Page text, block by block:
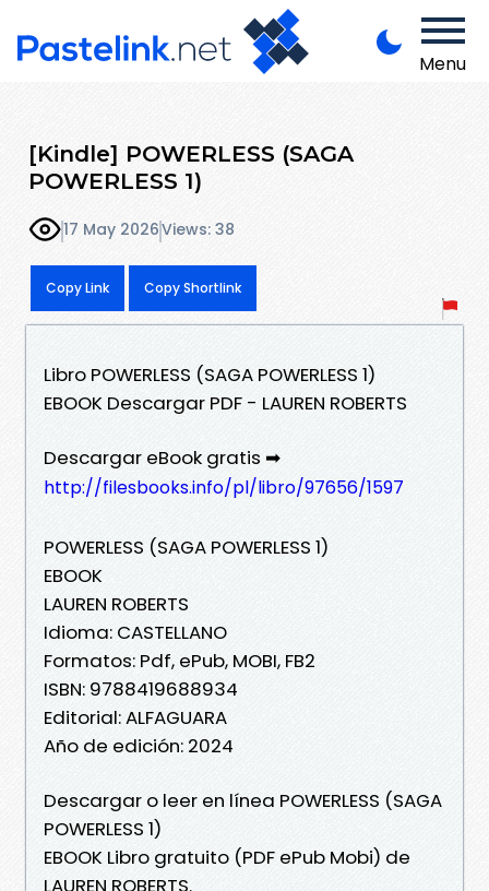
Menu
[Kindle] POWERLESS (SAGA
POWERLESS 1)
17 May 2026Views: 38
Copy Link Copy Shortlink
Libro POWERLESS (SAGA POWERLESS 1)
EBOOK Descargar PDF - LAUREN ROBERTS
Descargar eBook gratis ➡
http://filesbooks.info/pl/libro/97656/1597
POWERLESS (SAGA POWERLESS 1)
EBOOK
LAUREN ROBERTS
Idioma: CASTELLANO
Formatos: Pdf, ePub, MOBI, FB2
ISBN: 9788419688934
Editorial: ALFAGUARA
Año de edición: 2024
Descargar o leer en línea POWERLESS (SAGA
POWERLESS 1)
EBOOK Libro gratuito (PDF ePub Mobi) de
LAUREN ROBERTS.